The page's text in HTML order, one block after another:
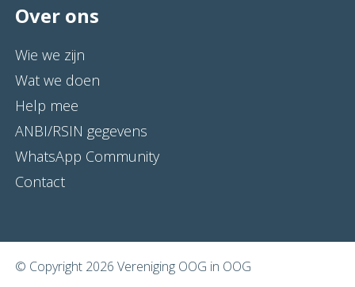
Over ons
Wie we zijn
Wat we doen
Help mee
ANBI/RSIN gegevens
WhatsApp Community
Contact
© Copyright 2026 Vereniging OOG in OOG